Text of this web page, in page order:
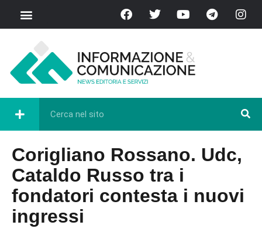
Corigliano Rossano. Udc,
Cataldo Russo tra i
fondatori contesta i nuovi
ingressi